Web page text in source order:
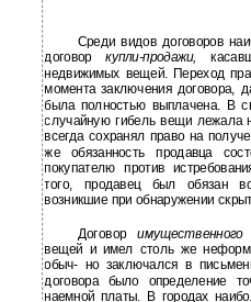
Среди видов договоров
договоркупли-продажи,
недвижимых вещей. Переход
момента заключения договора,
была полностью выплачена. В
случайную гибель вещи лежала
всегда сохранял право на
же обязанность продавца
покупателю против
того, продавец был обязан
возникшие при обнаружении
Договор
вещей и имел столь же
обыч- но заключался в
договора было определение
наемной платы. В городах